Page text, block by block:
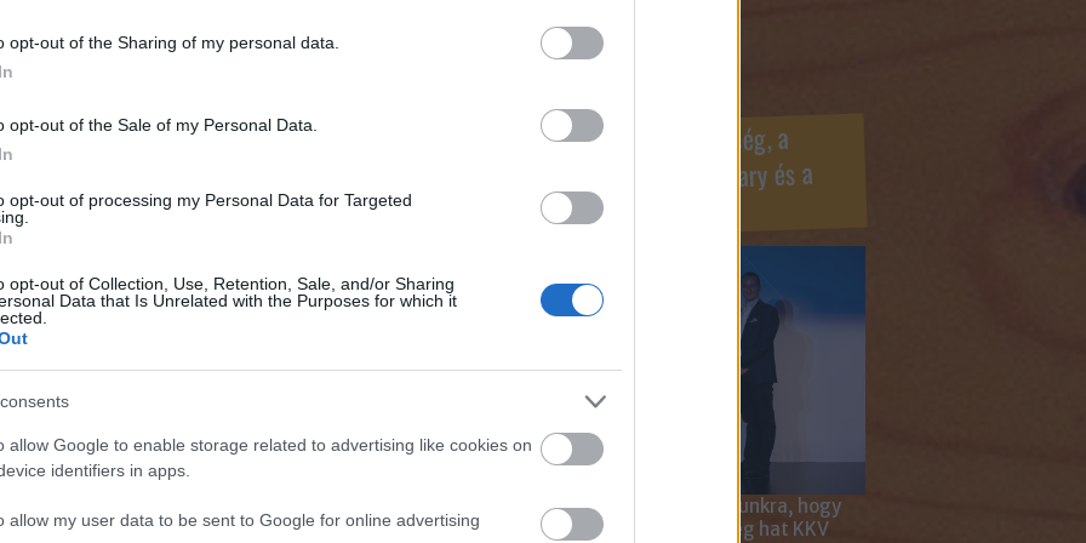
opt-out of the Sharing of my personal data.
opt-out of the Sale of my Personal Data.
opt-out of processing my Personal Data for Targeted
opt-out of Collection, Use, Retention, Sale, and/or Sharing
Data that Is Unrelated with the Purposes for which it
allow Google to enable storage related to advertising like cookies on
identifiers in apps.
allow my user data to be sent to Google for online advertising
kezdet is. Ilyenkor
Mivel ez
teli időszak, így
meg az életed és váltsd
tárházával segíti hozzá
adhat az új kihívások
és pozitív
és bármikor
pillanatába beszivárog: egészen a
csak az újszülöttekről megosztott fotókra
az élet legfontosabb szakaszain át
életesemények) az utolsó napokig. És
már a születése előtt megjelenik az
online tevékenység örökre megmarad
korábban teljesen ismeretlen
amelyre a legtöbben csak akkor keresünk
Facebook oldaldoboz
Magyar Marketing Szövetség, a
KREATÍV, az Internet Hungary és a
turizmus szakma díjai
Nagy megtiszteltetés számunkra, hogy
Magyar Marketing Szövetség hat KKV